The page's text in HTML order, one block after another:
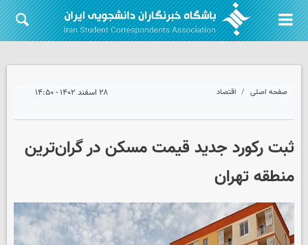
صفحه اصلی اقتصاد ۲۸ اسفند ۱۴۰۲ - ۱۴:۵۰
ثبت رکورد جدید قیمت مسکن در گران‌ترین
منطقه تهران